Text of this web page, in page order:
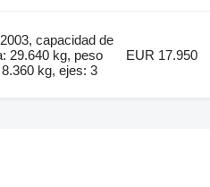
capacidad de
29.640 kg, peso
kg, ejes: 3
EUR 17.950